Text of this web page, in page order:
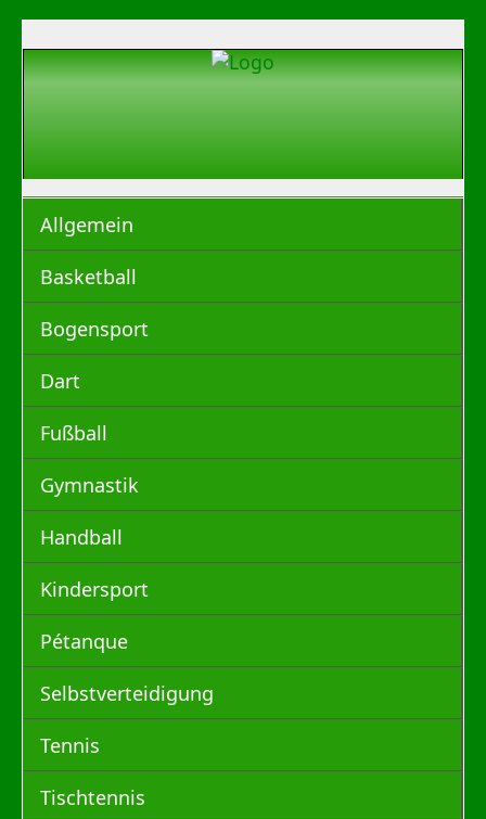
Allgemein
Basketball
Bogensport
Dart
Fußball
Gymnastik
Handball
Kindersport
Pétanque
Selbstverteidigung
Tennis
Tischtennis